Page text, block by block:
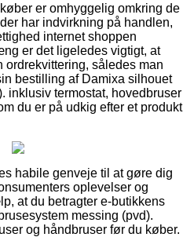
er omhyggelig omkring de
har indvirkning på handlen,
internet shoppen
er det ligeledes vigtigt, at
således man
bestilling af Damixa silhouet
inklusiv termostat, hovedbruser
du er på udkig efter et produkt
habile genveje til at gøre dig
oplevelser og
at du betragter e-butikkens
messing (pvd).
og håndbruser før du køber.